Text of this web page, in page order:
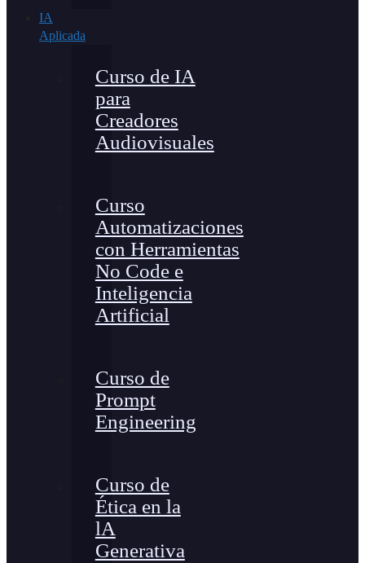
IA
Aplicada
Curso de IA
para
Creadores
Audiovisuales
Curso
Automatizaciones
con Herramientas
No Code e
Inteligencia
Artificial
Curso de
Prompt
Engineering
Curso de
Ética en la
lA
Generativa